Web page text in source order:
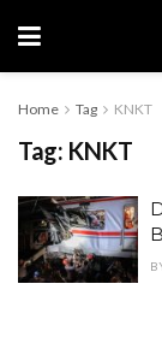
Home Tag KNKT
Tag: KNKT